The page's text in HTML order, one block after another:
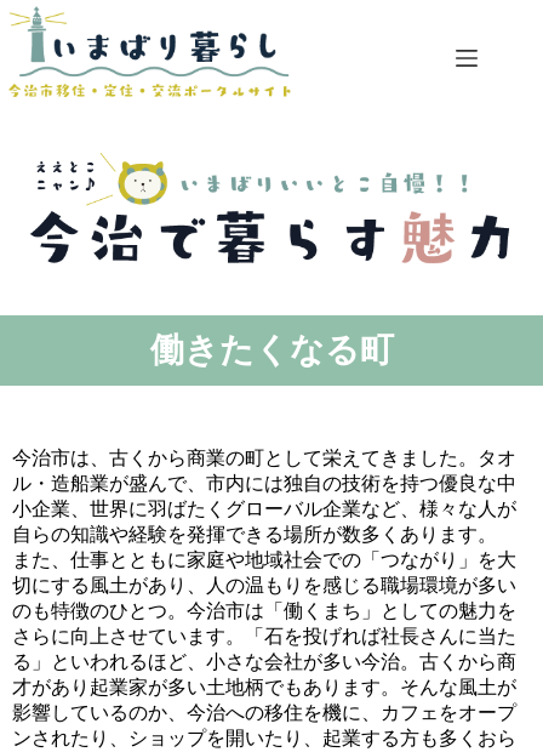
コ
ン
働きたくなる町
今治市は、古くから商業の町として栄えてきました。タオ
ル・造船業が盛んで、市内には独自の技術を持つ優良な中
小企業、世界に羽ばたくグローバル企業など、様々な人が
自らの知識や経験を発揮できる場所が数多くあります。
また、仕事とともに家庭や地域社会での「つながり」を大
切にする風土があり、人の温もりを感じる職場環境が多い
のも特徴のひとつ。今治市は「働くまち」としての魅力を
さらに向上させています。「石を投げれば社長さんに当た
る」といわれるほど、小さな会社が多い今治。古くから商
才があり起業家が多い土地柄でもあります。そんな風土が
影響しているのか、今治への移住を機に、カフェをオープ
ンされたり、ショップを開いたり、起業する方も多くおら